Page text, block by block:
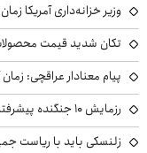
وزیر خزانه‌داری آمریکا
تکان شدید قیمت محصولات
پیام معنادار عراقچی:
رزمایش ۱۰ جنگنده پیشرفته روسیه بر فراز اروپای مرکزی با مهمات واقعی
زلنسکی باید با ریاست